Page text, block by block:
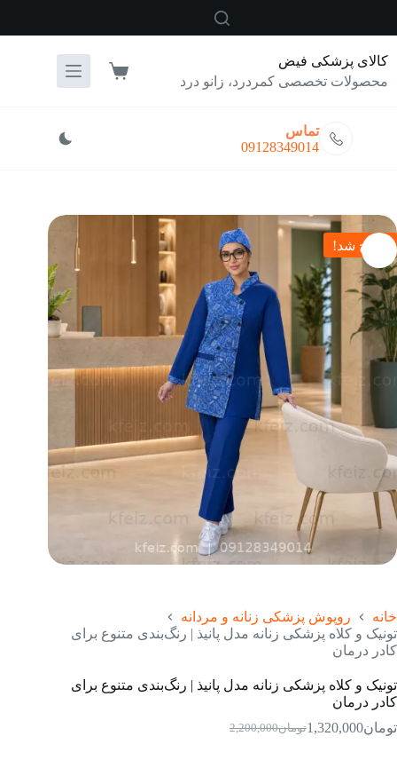
کالای پزشکی فیض
محصولات تخصصی کمردرد، زانو درد
سبد
تماس
09128349014
حراج شد!
خانه
روپوش پزشکی زنانه و مردانه
تونیک و کلاه پزشکی زنانه مدل پانیذ | رنگ‌بندی متنوع برای
کادر درمان
تونیک و کلاه پزشکی زنانه مدل پانیذ | رنگ‌بندی متنوع برای
کادر درمان
تومان2,200,000 قیمت
تومان1,320,000قیمت